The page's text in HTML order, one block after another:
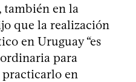
también en la
que la realización
en Uruguay “es
para
en